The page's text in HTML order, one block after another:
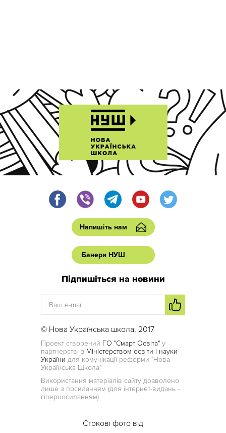
Напишіть нам
Банери НУШ
Підпишіться на новини
© Нова Українська школа, 2017
Проект створений ГО "Смарт Освіта" у
партнерстві з Міністерством освіти і науки
України для комунікації реформи "Нова
Українська Школа"
Використання матеріалів сайту дозволено
лише з посиланням (для інтернет-видань -
гіперпосиланням)
Стокові фото від